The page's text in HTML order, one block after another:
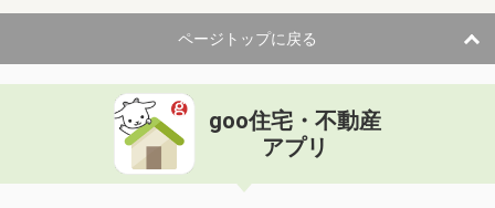
ページトップに戻る
goo住宅・不動産
アプリ